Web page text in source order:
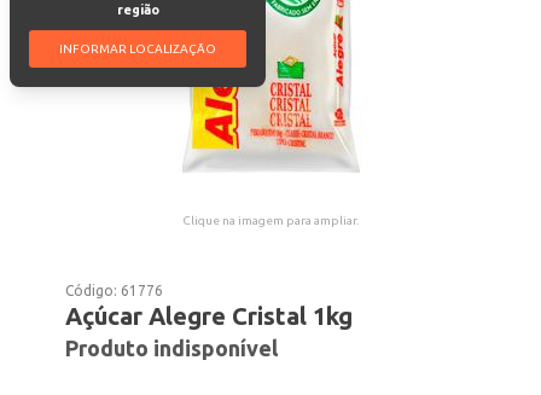
região
INFORMAR LOCALIZAÇÃO
Clique na imagem para ampliar.
Código: 61776
Açúcar Alegre Cristal 1kg
Produto indisponível